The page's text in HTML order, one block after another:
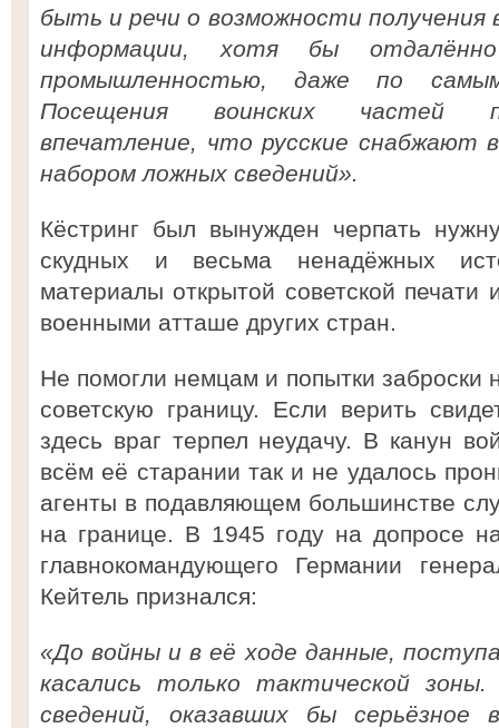
быть и речи о возможности получения
информации, хотя бы
промышленностью, даже по
Посещения воинских частей
впечатление, что русские снабжают
набором ложных сведений».
Кёстринг был вынужден черпать
скудных и весьма ненадёжных
материалы открытой советской
военными атташе других стран.
Не помогли немцам и попытки заброски
советскую границу. Если верить
здесь враг терпел неудачу. В канун
всём её старании так и не удалось
агенты в подавляющем большинстве
на границе. В 1945 году на допросе
главнокомандующего Германии
Кейтель признался:
«До войны и в её ходе данные,
касались только тактической
сведений, оказавших бы серьёзное